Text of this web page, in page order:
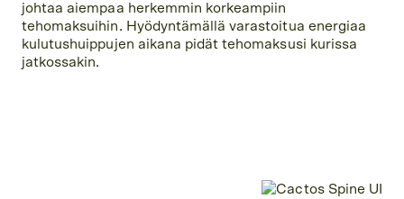
johtaa aiempaa herkemmin korkeampiin
tehomaksuihin. Hyödyntämällä varastoitua energiaa
kulutushuippujen aikana pidät tehomaksusi kurissa
jatkossakin.